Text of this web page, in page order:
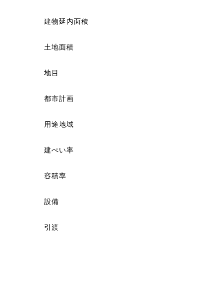
建物延内面積
土地面積
地目
都市計画
用途地域
建ぺい率
容積率
設備
引渡